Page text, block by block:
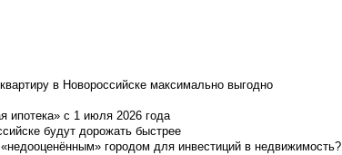
в Новороссийске максимально выгодно
ипотека» с 1 июля 2026 года
будут дорожать быстрее
городом для инвестиций в недвижимость?